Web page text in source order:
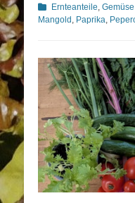
Kategorien
Ernteanteile,
Mangold, Paprika,